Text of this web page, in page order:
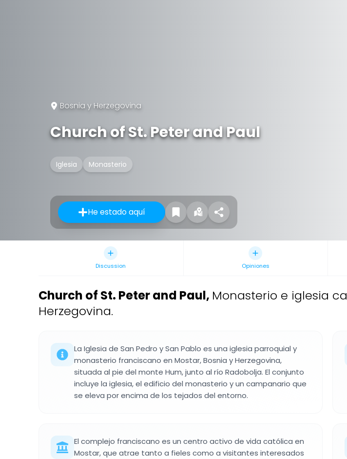
Bosnia y Herzegovina
Church of St. Peter and Paul
Iglesia Monasterio
He estado aquí
Discussion Opiniones
Church of St. Peter and Paul, Monasterio e iglesia
Herzegovina.
La Iglesia de San Pedro y San Pablo es una iglesia parroquial y
monasterio franciscano en Mostar, Bosnia y Herzegovina,
situada al pie del monte Hum, junto al río Radobolja. El conjunto
incluye la iglesia, el edificio del monasterio y un campanario que
se eleva por encima de los tejados del entorno.
El complejo franciscano es un centro activo de vida católica en
Mostar, que atrae tanto a fieles como a visitantes interesados